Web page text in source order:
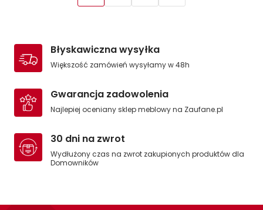
Błyskawiczna wysyłka
Większość zamówień wysyłamy w 48h
Gwarancja zadowolenia
Najlepiej oceniany sklep meblowy na Zaufane.pl
30 dni na zwrot
Wydłużony czas na zwrot zakupionych produktów dla
Domowników